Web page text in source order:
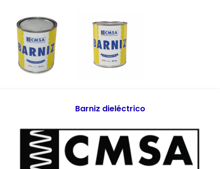
Barniz dieléctrico